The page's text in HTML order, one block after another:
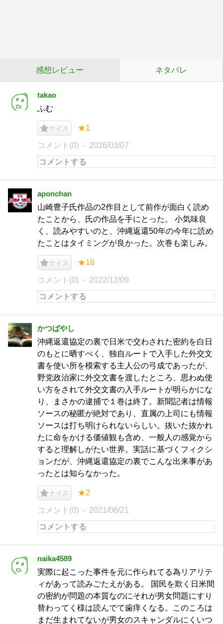
感想レビュー ネタバレ
takao
ふむ
ナイス ★1
コメント(0) 2026/03/07
aponchan
山崎豊子氏作品の2作目として前作が面白く読め
たことから、氏の作品を手にとった。 小気味良
く、読みやすいのと、沖縄返還50年の今年に読め
たことはタイミングが良かった。次巻も楽しみ。
ナイス ★16
コメント(0) 2022/12/09
かつばやし
沖縄返還協定の裏で日米で交わされた密約を白日
のもとに晒すべく、独自ルートで入手した外交文
書を使い所を模索する主人公の弓成であったが、
野党政治家に外交文書を渡したところ、思わぬ使
い方をされて外交文書の入手ルートが明らかにな
り、まさかの逮捕で１巻は終了。新聞記者は情報
ソースの秘匿が絶対であり、直属の上司にも情報
ソースは打ち明けられないらしい。抜いた抜かれ
たに命をかける価値観も含め、一般人の感覚から
すると理解しがたい世界。実話に基づくフィクシ
ョンだが、沖縄返還協定の裏でこんな出来事があ
ったとは知らなかった。
ナイス ★2
コメント(0) 2021/06/21
naika4589
実際に起こった事件を元に作られてる為リアリテ
ィがあって読みごたえがある。 国民を欺く日米間
の密約が問題の本質なのにそれが男女問題にすり
替わってく様は読んでて歯痒くなる。このころは
まだ生まれてないが男女のスキャンダルにくいつ